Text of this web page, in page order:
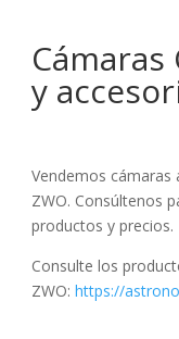
y
Vendemos cámaras
ZWO. Consúltenos
productos y precios.
Consulte los
ZWO: https://